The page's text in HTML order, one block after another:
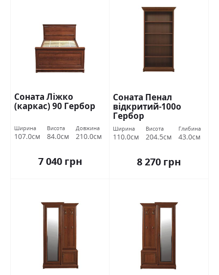
Соната Ліжко
(каркас) 90 Гербор
Ширина
107.0см
Висота
84.0см
Довжина
210.0см
7 040 грн
Соната Пенал
відкритий-100о
Гербор
Ширина
110.0см
Висота
204.5см
Глибина
43.0см
8 270 грн